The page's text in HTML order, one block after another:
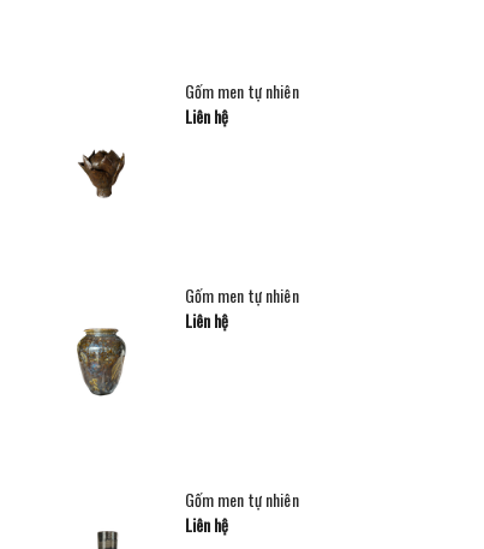
Gốm men tự nhiên
Liên hệ
Gốm men tự nhiên
Liên hệ
Gốm men tự nhiên
Liên hệ